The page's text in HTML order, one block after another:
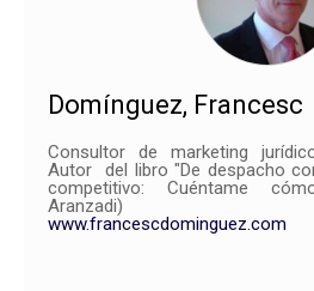
Domínguez, Francesc
Consultor de marketing
Autor del libro "De despacho
competitivo: Cuéntame
Aranzadi)
www.francescdominguez.com